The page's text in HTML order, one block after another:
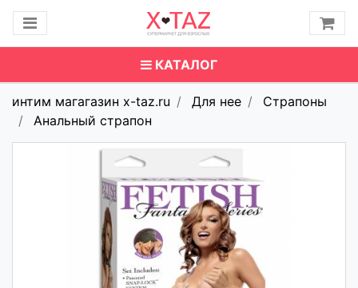
КАТАЛОГ
интим магагазин x-taz.ru Для нее
Страпоны
Анальный страпон